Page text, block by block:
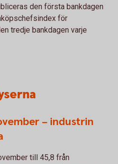
den första bankdagen
för
tredje bankdagen varje
– industrin
till 45,8 från